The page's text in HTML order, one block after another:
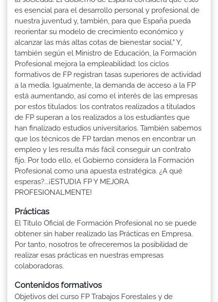
es esencial para el desarrollo personal y profesional de
nuestra juventud y, también, para que España pueda
reorientar su modelo de crecimiento económico y
alcanzar las más altas cotas de bienestar social." Y,
también según el Ministro de Educación, la Formación
Profesional mejora la empleabilidad: los ciclos
formativos de FP registran tasas superiores de actividad
a la media. Igualmente, la demanda de acceso a la FP
está aumentando, así como el interés de las empresas
por estos titulados: los contratos realizados a titulados
de FP superan a los realizados a los estudiantes que
han finalizado estudios universitarios. También sabemos
que los técnicos de FP tardan menos en encontrar un
empleo y les resulta más fácil conseguir un contrato
fijo. Por todo ello, el Gobierno considera la Formación
Profesional como una apuesta estratégica. ¿A qué
esperas?...¡ESTUDIA FP Y MEJORA
PROFESIONALMENTE!
Prácticas
El Título Oficial de Formación Profesional no se puede
obtener sin haber realizado las Prácticas en Empresa.
Por tanto, nosotros te ofreceremos la posibilidad de
realizar esas prácticas en nuestras empresas
colaboradoras.
Contenidos formativos
Objetivos del curso FP Trabajos Forestales y de